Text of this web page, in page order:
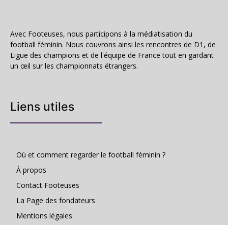
Avec Footeuses, nous participons à la médiatisation du
football féminin. Nous couvrons ainsi les rencontres de D1, de
Ligue des champions et de l'équipe de France tout en gardant
un œil sur les championnats étrangers.
Liens utiles
Où et comment regarder le football féminin ?
À propos
Contact Footeuses
La Page des fondateurs
Mentions légales